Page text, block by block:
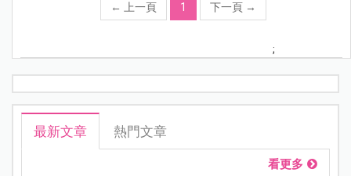
← 上一頁 1 下一頁 →
;
最新文章 熱門文章
看更多